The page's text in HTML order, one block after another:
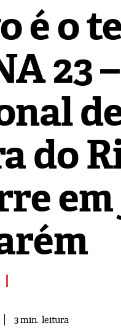
é o
23
do
3min. leitura